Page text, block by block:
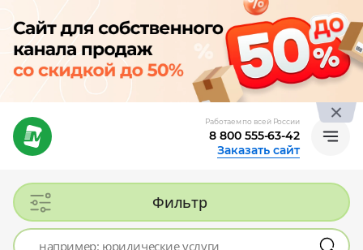
Работаем по всей России
8 800 555-63-42
Заказать сайт
Фильтр